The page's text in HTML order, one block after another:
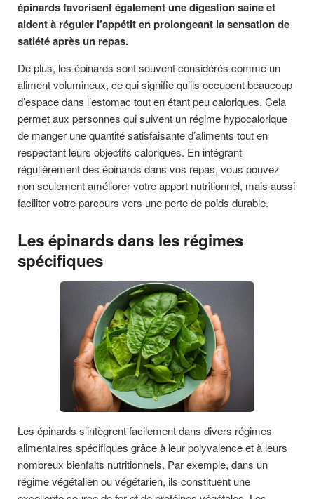
épinards favorisent également une digestion saine et
aident à réguler l’appétit en prolongeant la sensation de
satiété après un repas.
De plus, les épinards sont souvent considérés comme un
aliment volumineux, ce qui signifie qu’ils occupent beaucoup
d’espace dans l’estomac tout en étant peu caloriques. Cela
permet aux personnes qui suivent un régime hypocalorique
de manger une quantité satisfaisante d’aliments tout en
respectant leurs objectifs caloriques. En intégrant
régulièrement des épinards dans vos repas, vous pouvez
non seulement améliorer votre apport nutritionnel, mais aussi
faciliter votre parcours vers une perte de poids durable.
Les épinards dans les régimes
spécifiques
Les épinards s’intègrent facilement dans divers régimes
alimentaires spécifiques grâce à leur polyvalence et à leurs
nombreux bienfaits nutritionnels. Par exemple, dans un
régime végétalien ou végétarien, ils constituent une